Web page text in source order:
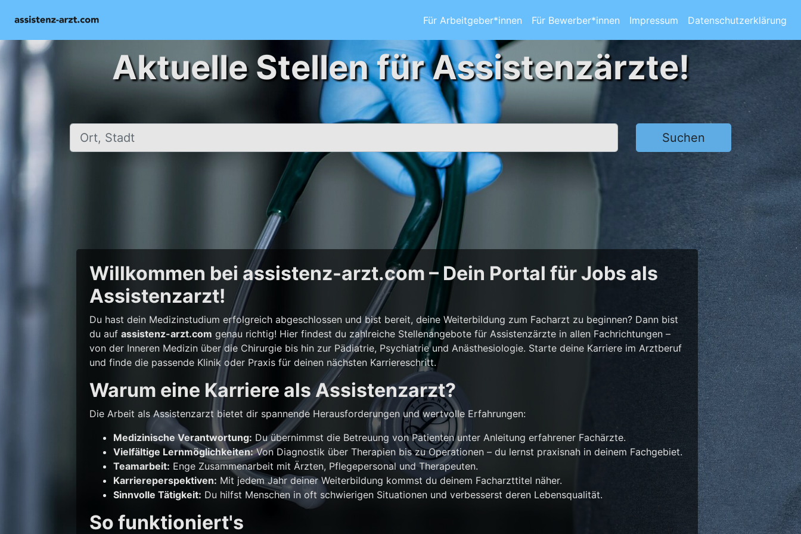
Für Arbeitgeber*innen Für Bewerber*innen Impressum Datenschutzerklärung
Aktuelle Stellen für Assistenzärzte!
Ort, Stadt Suchen
Willkommen bei assistenz-arzt.com – Dein Portal für Jobs als
Assistenzarzt!
Du hast dein Medizinstudium erfolgreich abgeschlossen und bist bereit, deine Weiterbildung zum Facharzt zu beginnen? Dann bist
du aufassistenz-arzt.com genau richtig! Hier findest du zahlreiche Stellenangebote für Assistenzärzte in allen Fachrichtungen –
von der Inneren Medizin über die Chirurgie bis hin zur Pädiatrie, Psychiatrie und Anästhesiologie. Starte deine Karriere im Arztberuf
und finde die passende Klinik oder Praxis für deinen nächsten Karriereschritt.
Warum eine Karriere als Assistenzarzt?
Die Arbeit als Assistenzarzt bietet dir spannende Herausforderungen und wertvolle Erfahrungen:
Medizinische Verantwortung: Du übernimmst die Betreuung von Patienten unter Anleitung erfahrener Fachärzte.
Vielfältige Lernmöglichkeiten:Von Diagnostik über Therapien bis zu Operationen – du lernst praxisnah in deinem Fachgebiet.
Teamarbeit: Enge Zusammenarbeit mit Ärzten, Pflegepersonal und Therapeuten.
Karriereperspektiven: Mit jedem Jahr deiner Weiterbildung kommst du deinem Facharzttitel näher.
Sinnvolle Tätigkeit: Du hilfst Menschen in oft schwierigen Situationen und verbesserst deren Lebensqualität.
So funktioniert's